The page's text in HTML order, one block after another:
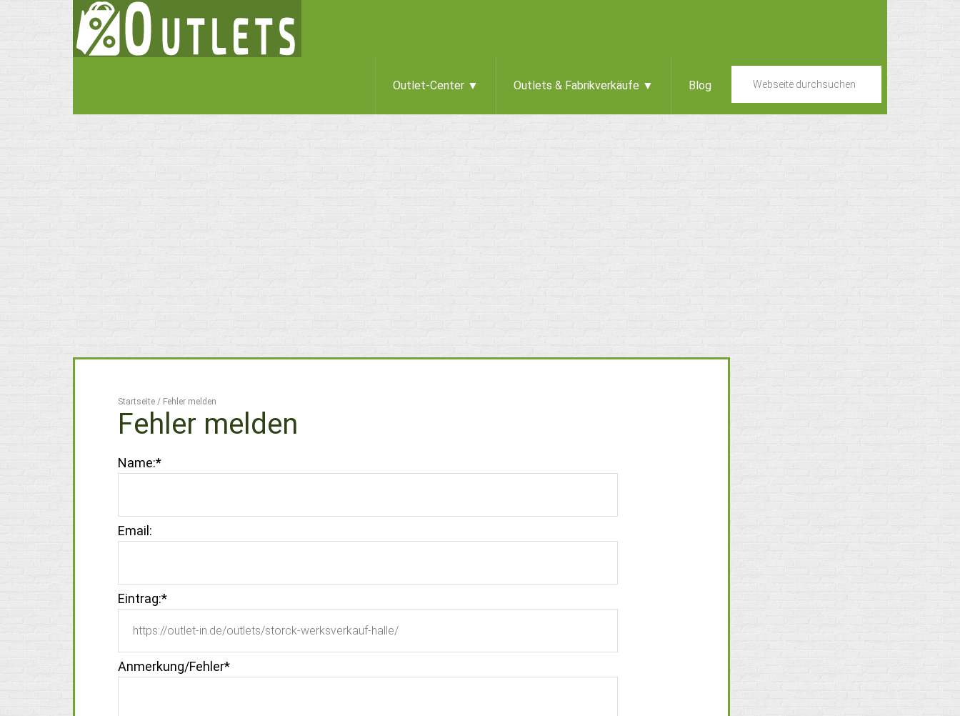
Outlet-Center ▼ Outlets & Fabrikverkäufe ▼ Blog
Startseite / Fehler melden
Fehler melden
Name:*
Email:
Eintrag:*
Anmerkung/Fehler*